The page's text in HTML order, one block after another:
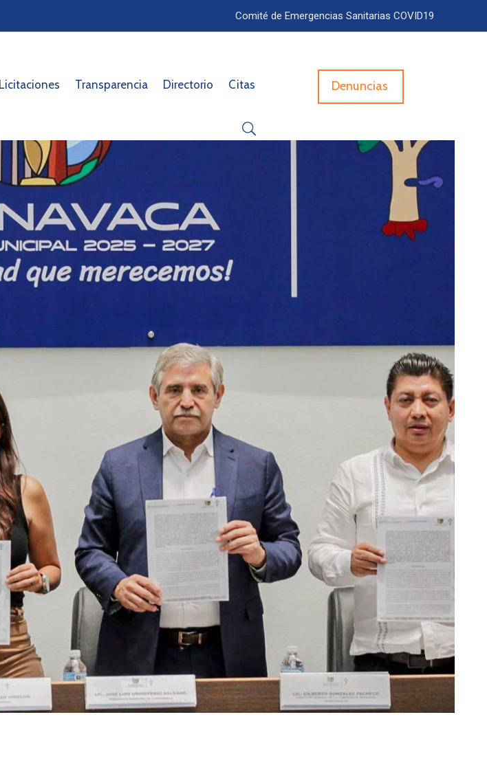
Comité de Emergencias Sanitarias COVID19
Licitaciones Transparencia Directorio Citas Denuncias